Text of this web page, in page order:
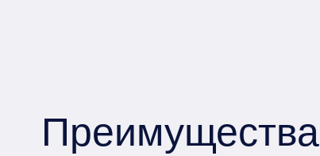
Преимущества